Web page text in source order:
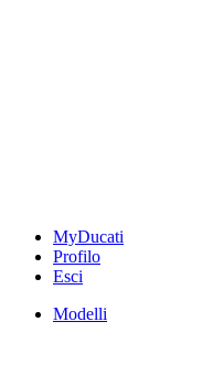
MyDucati
Profilo
Esci
Modelli